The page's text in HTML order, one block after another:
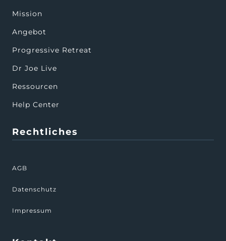
Mission
Angebot
Progressive Retreat
Dr Joe Live
Ressourcen
Help Center
Rechtliches
AGB
Datenschutz
Impressum